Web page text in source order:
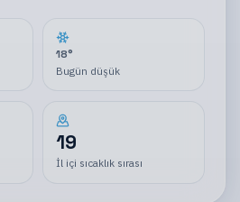
18°
Bugün düşük
19
İl içi sıcaklık sırası